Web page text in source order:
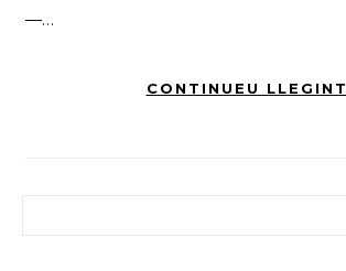
—…
CONTINUEU LLEGINT